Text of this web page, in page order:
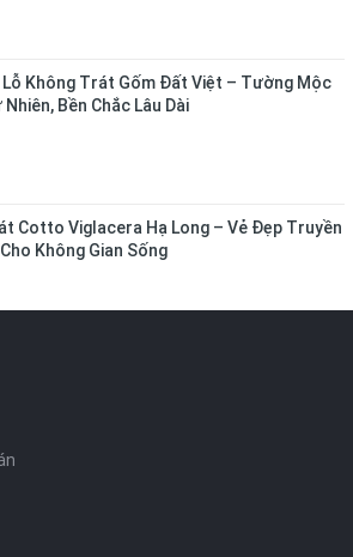
Lỗ Không Trát Gốm Đất Việt – Tường Mộc
Bền Chắc Lâu Dài
Cotto Viglacera Hạ Long – Vẻ Đẹp Truyền
Không Gian Sống